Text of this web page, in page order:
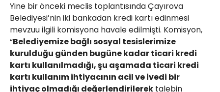
Yine bir önceki meclis toplantısında Çayırova
Belediyesi’nin iki bankadan kredi kartı edinmesi
mevzuu ilgili komisyona havale edilmişti. Komisyon,
“Belediyemize bağlı sosyal tesislerimize
kurulduğu günden bugüne kadar ticari kredi
kartı kullanılmadığı, şu aşamada ticari kredi
kartı kullanım ihtiyacının acil ve ivedi bir
ihtiyaç olmadığı değerlendirilerek talebin